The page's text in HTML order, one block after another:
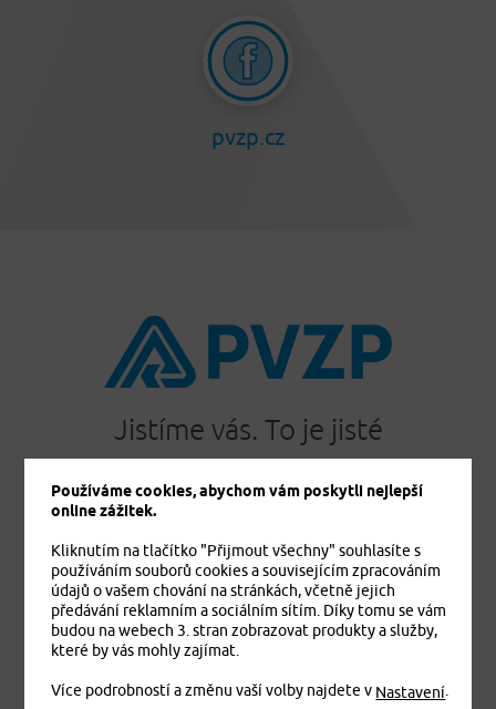
pvzp.cz
Jistíme vás. To je jisté
Cestovní pojištění
Úrazové pojištění
Dětské úrazové pojištění MEDVÍDEK
Základní zdravotní pojištění cizinců
Komplexní zdravotní pojištění cizinců Exclusive
Používáme cookies, abychom vám poskytli nejlepší
online zážitek.
Kliknutím na tlačítko "Přijmout všechny" souhlasíte s
používáním souborů cookies a souvisejícím zpracováním
údajů o vašem chování na stránkách, včetně jejich
předávání reklamním a sociálním sítím. Díky tomu se vám
budou na webech 3. stran zobrazovat produkty a služby,
které by vás mohly zajímat.
Více podrobností a změnu vaší volby najdete v Nastavení.